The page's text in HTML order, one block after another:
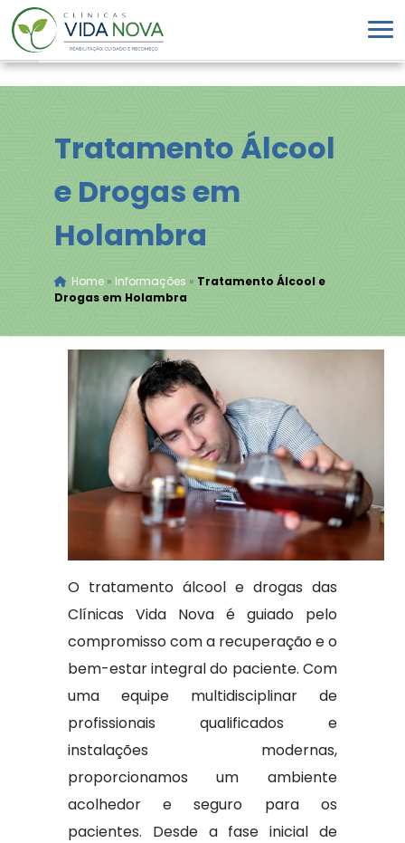
Tratamento Álcool
e Drogas em
Holambra
Home» Informações » Tratamento Álcool e
Drogas em Holambra
O tratamento álcool e drogas das
Clínicas Vida Nova é guiado pelo
compromisso com a recuperação e o
bem-estar integral do paciente. Com
uma equipe multidisciplinar de
profissionais qualificados e
instalações modernas,
proporcionamos um ambiente
acolhedor e seguro para os
pacientes. Desde a fase inicial de